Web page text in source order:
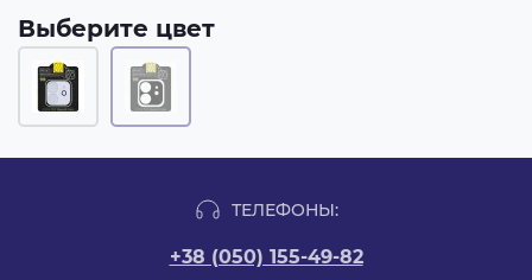
Выберите цвет
ТЕЛЕФОНЫ:
+38 (050) 155-49-82